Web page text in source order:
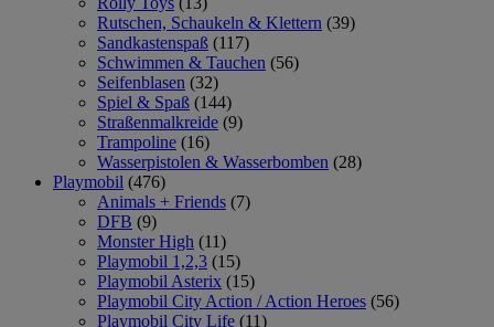
Rutschen, Schaukeln & Klettern (39)
Sandkastenspaß (117)
Schwimmen & Tauchen (56)
Seifenblasen (32)
Spiel & Spaß (144)
Straßenmalkreide (9)
Trampoline (16)
Wasserpistolen & Wasserbomben (28)
Playmobil (476)
Animals + Friends (7)
DFB (9)
Monster High (11)
Playmobil 1,2,3 (15)
Playmobil Asterix (15)
Playmobil City Action / Action Heroes (56)
Playmobil City Life (11)